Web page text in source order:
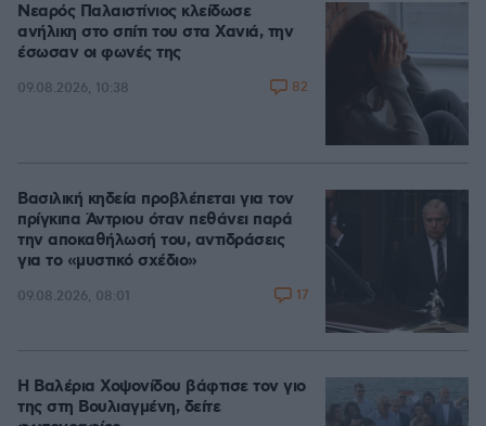
Νεαρός Παλαιστίνιος κλείδωσε
ανήλικη στο σπίτι του στα Χανιά, την
έσωσαν οι φωνές της
09.08.2026, 10:38 82
Βασιλική κηδεία προβλέπεται για τον
πρίγκιπα Άντριου όταν πεθάνει παρά
την αποκαθήλωσή του, αντιδράσεις
για το «μυστικό σχέδιο»
09.08.2026, 08:01 17
Η Βαλέρια Χοψονίδου βάφτισε τον γιο
της στη Βουλιαγμένη, δείτε